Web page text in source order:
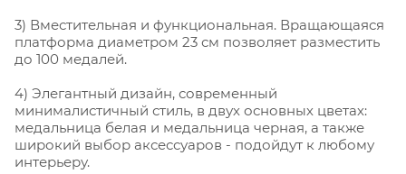
3) Вместительная и функциональная. Вращающаяся
платформа диаметром 23 см позволяет разместить
до 100 медалей.
4) Элегантный дизайн, современный
минималистичный стиль, в двух основных цветах:
медальница белая и медальница черная, а также
широкий выбор аксессуаров - подойдут к любому
интерьеру.